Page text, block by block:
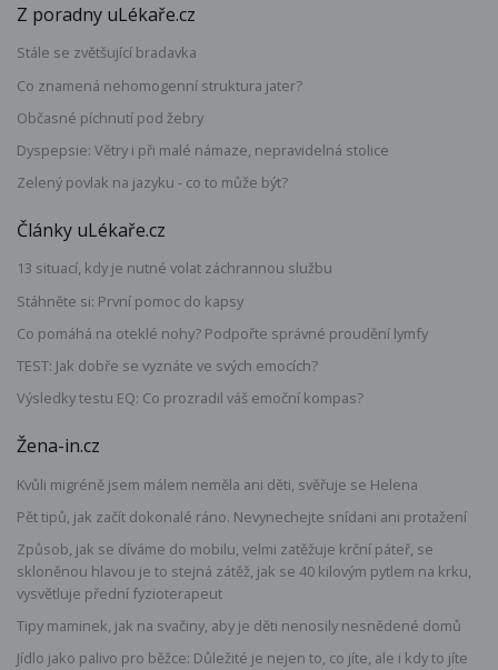
Z poradny uLékaře.cz
Stále se zvětšující bradavka
Co znamená nehomogenní struktura jater?
Občasné píchnutí pod žebry
Dyspepsie: Větry i při malé námaze, nepravidelná stolice
Zelený povlak na jazyku - co to může být?
Články uLékaře.cz
13 situací, kdy je nutné volat záchrannou službu
Stáhněte si: První pomoc do kapsy
Co pomáhá na oteklé nohy? Podpořte správné proudění lymfy
TEST: Jak dobře se vyznáte ve svých emocích?
Výsledky testu EQ: Co prozradil váš emoční kompas?
Žena-in.cz
Kvůli migréně jsem málem neměla ani děti, svěřuje se Helena
Pět tipů, jak začít dokonalé ráno. Nevynechejte snídani ani protažení
Způsob, jak se díváme do mobilu, velmi zatěžuje krční páteř, se
skloněnou hlavou je to stejná zátěž, jak se 40 kilovým pytlem na krku,
vysvětluje přední fyzioterapeut
Tipy maminek, jak na svačiny, aby je děti nenosily nesnědené domů
Jídlo jako palivo pro běžce: Důležité je nejen to, co jíte, ale i kdy to jíte